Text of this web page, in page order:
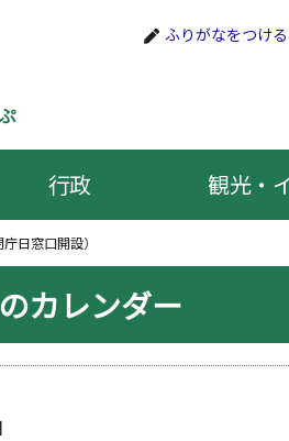
ふりがなをつける
行政 観光・
日窓口開設）
カレンダー